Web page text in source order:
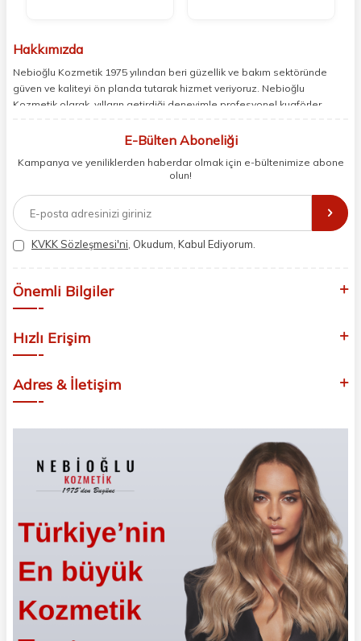
Hakkımızda
Nebioğlu Kozmetik 1975 yılından beri güzellik ve bakım sektöründe
güven ve kaliteyi ön planda tutarak hizmet veriyoruz. Nebioğlu
Kozmetik olarak, yılların getirdiği deneyimle profesyonel kuaförler,
odaklanıyoruz. Doğal içerikleri bilimsel formüllerle birleştirerek saç ve
ihtiyaçlarını dinleyerek her zaman en iyisini sunmayı hedefliyor,
yeniliyoruz. Güvenilirliğimiz, samimiyetimiz ve kaliteye olan
bağlılığımızla güzellik yolculuğunuzda yanınızdayız.
E-Bülten Aboneliği
Kampanya ve yeniliklerden haberdar olmak için e-bültenimize abone
olun!
KVKK Sözleşmesi'ni, Okudum, Kabul Ediyorum.
Önemli Bilgiler
Hızlı Erişim
Adres & İletişim